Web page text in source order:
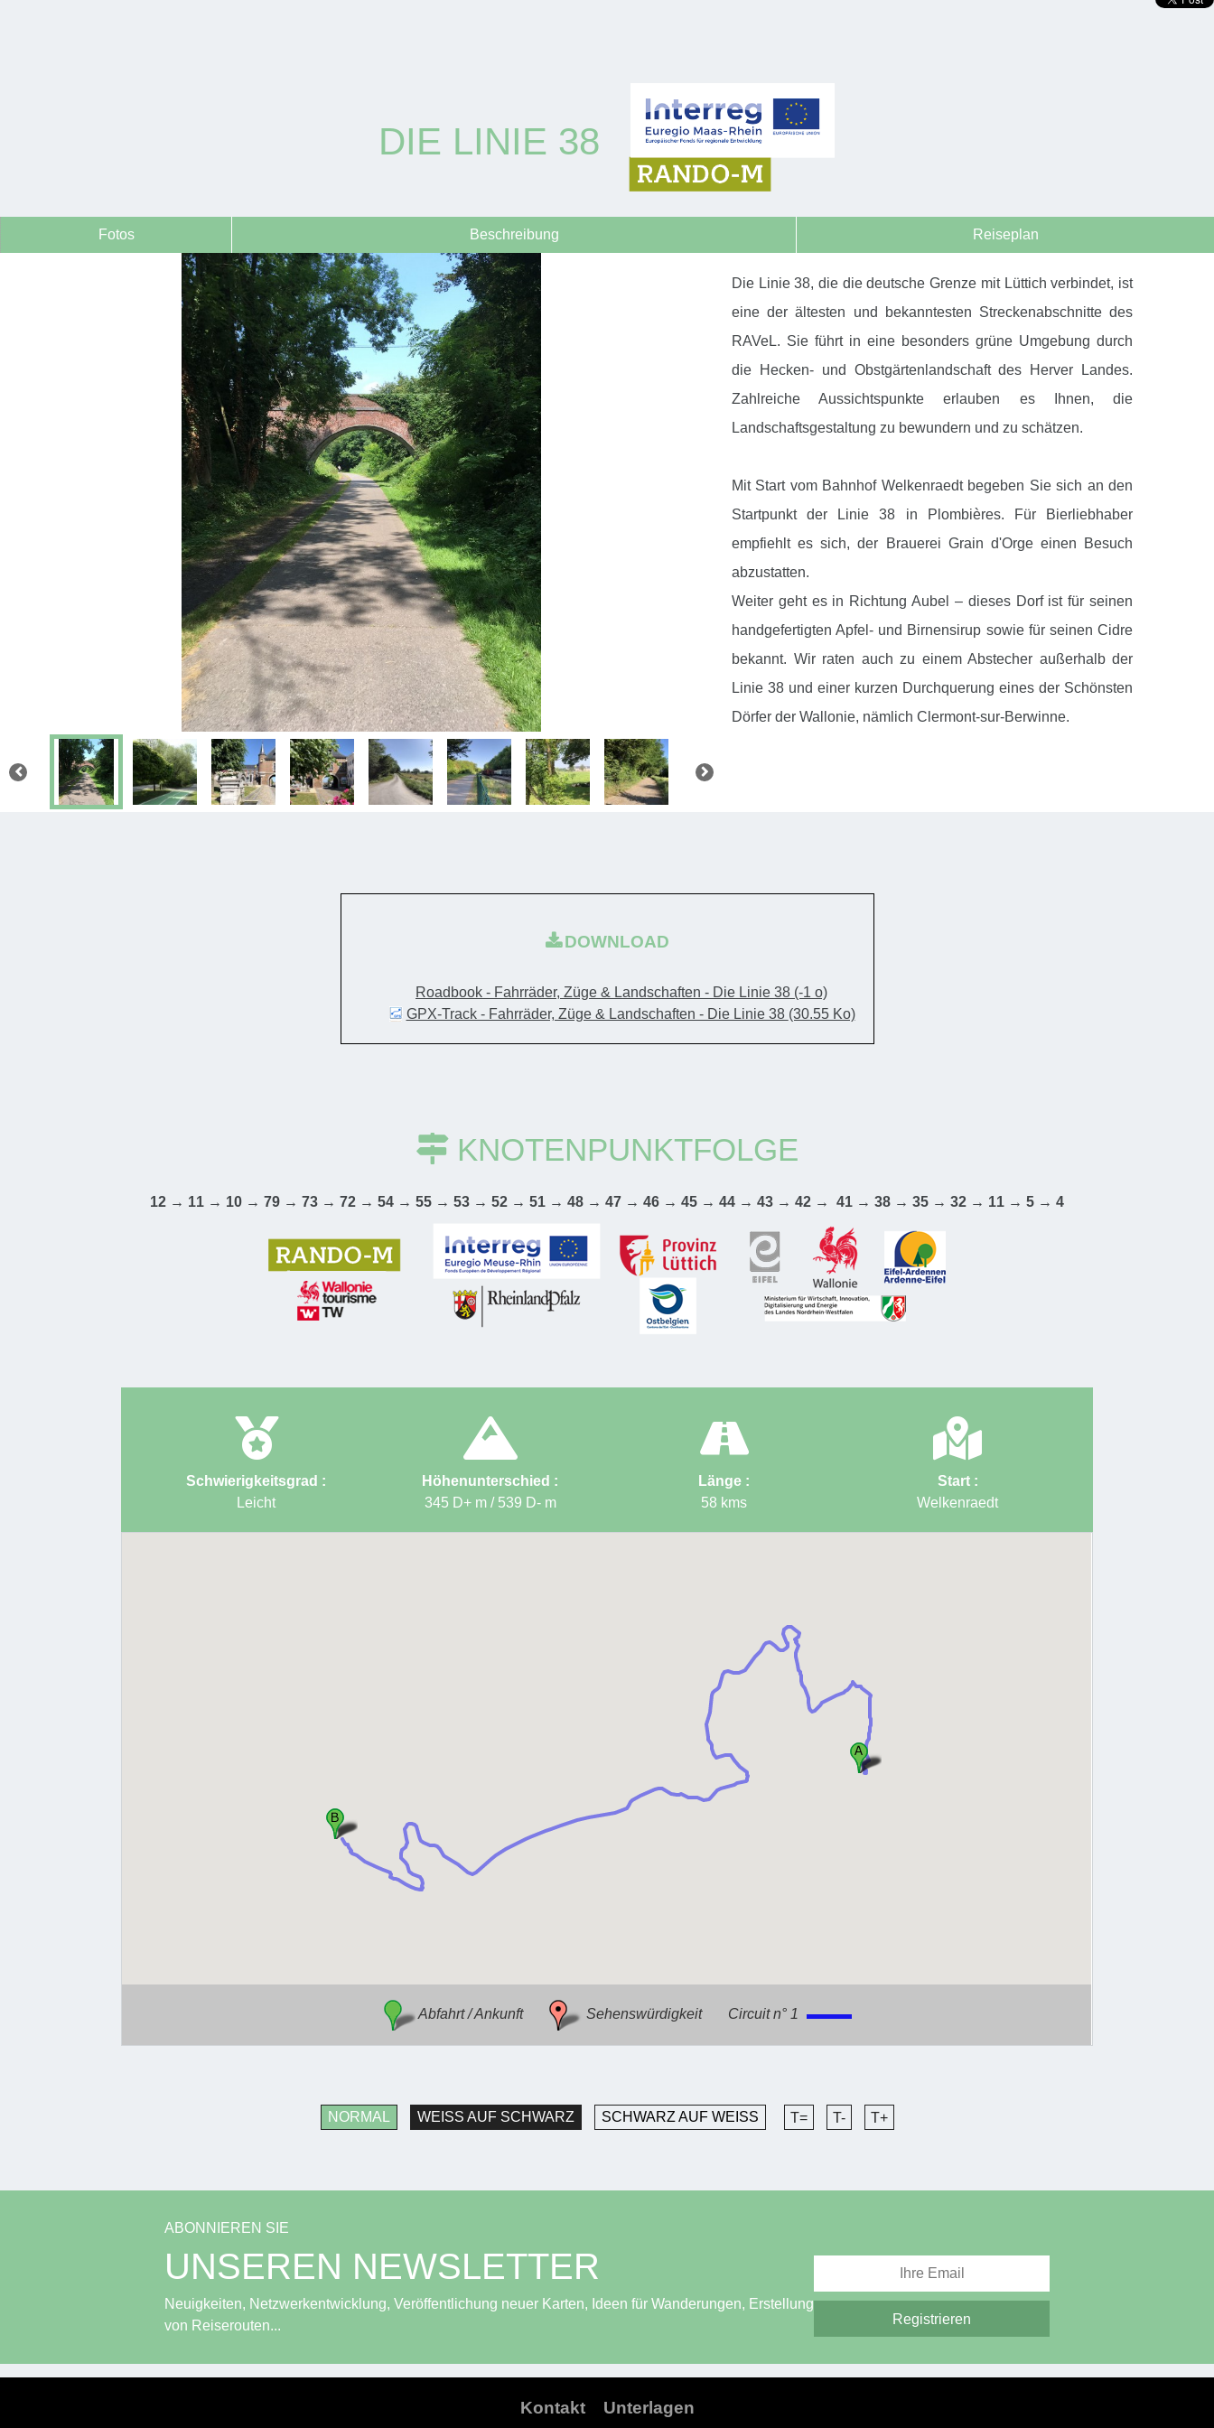
DIE LINIE 38
Fotos Beschreibung Reiseplan
Die Linie 38, die die deutsche Grenze mit Lüttich verbindet, ist
eine der ältesten und bekanntesten Streckenabschnitte des
RAVeL. Sie führt in eine besonders grüne Umgebung durch
die Hecken- und Obstgärtenlandschaft des Herver Landes.
Zahlreiche Aussichtspunkte erlauben es Ihnen, die
Landschaftsgestaltung zu bewundern und zu schätzen.
Mit Start vom Bahnhof Welkenraedt begeben Sie sich an den
Startpunkt der Linie 38 in Plombières. Für Bierliebhaber
empfiehlt es sich, der Brauerei Grain d'Orge einen Besuch
abzustatten.
Weiter geht es in Richtung Aubel – dieses Dorf ist für seinen
handgefertigten Apfel- und Birnensirup sowie für seinen Cidre
bekannt. Wir raten auch zu einem Abstecher außerhalb der
Linie 38 und einer kurzen Durchquerung eines der Schönsten
Dörfer der Wallonie, nämlich Clermont-sur-Berwinne.
und Micheroux, bevor es dann nach Lüttich weiter bergab geht.
Retinne.
Start:
→ 44 → 43 → 42 → 41 → 38 → 35 → 32 → 11 → 5 → 4
Ziel
In der Nähe des Bahnhofs Liège-Guillemins
DOWNLOAD
Roadbook - Fahrräder, Züge & Landschaften - Die Linie 38 (-1 o)
GPX-Track - Fahrräder, Züge & Landschaften - Die Linie 38 (30.55 Ko)
Abfahrt / Ankunft Sehenswürdigkeit Circuit n° 1
KNOTENPUNKTFOLGE
12 → 11 → 10 → 79 → 73 → 72 → 54 → 55 → 53 → 52 → 51 → 48 → 47 → 46 → 45 → 44 → 43 → 42 → 41 → 38 → 35 → 32 → 11 → 5 → 4
Schwierigkeitsgrad :
Leicht
Höhenunterschied :
345 D+ m / 539 D- m
Länge :
58 kms
Start :
Welkenraedt
NORMAL WEISS AUF SCHWARZ SCHWARZ AUF WEISS T= T- T+
ABONNIEREN SIE
UNSEREN NEWSLETTER
Neuigkeiten, Netzwerkentwicklung, Veröffentlichung neuer Karten, Ideen für Wanderungen, Erstellung
von Reiserouten...
Kontakt Unterlagen